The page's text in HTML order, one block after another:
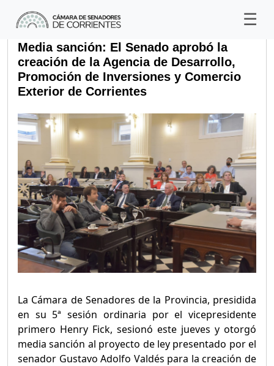
Media sanción: El Senado aprobó la
creación de la Agencia de Desarrollo,
Promoción de Inversiones y Comercio
Exterior de Corrientes
La Cámara de Senadores de la Provincia, presidida
en su 5ª sesión ordinaria por el vicepresidente
primero Henry Fick, sesionó este jueves y otorgó
media sanción al proyecto de ley presentado por el
senador Gustavo Adolfo Valdés para la creación de